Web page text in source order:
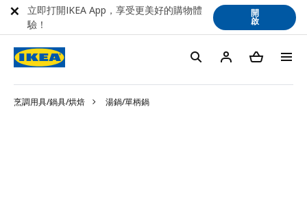
烹調用具/鍋具/烘焙 湯鍋/單柄鍋
立即打開IKEA App，享受更美好的購物體
驗！
開
啟